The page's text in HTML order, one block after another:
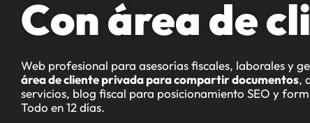
Con área de
Web profesional para asesorías fiscales, laborales y
área de cliente privada para compartir documentos,
servicios, blog fiscal para posicionamiento SEO y
Todo en 12 días.